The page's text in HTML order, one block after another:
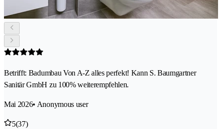
Betrifft: Badumbau Von A-Z alles perfekt! Kann S. Baumgartner
Sanitär GmbH zu 100% weiterempfehlen.
Mai 2026• Anonymous user
5(37)